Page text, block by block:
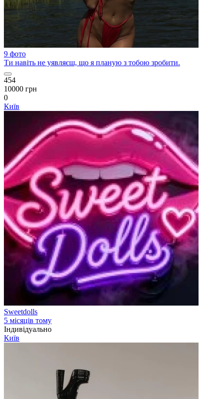
9 фото
Ти навіть не уявляєш, що я планую з тобою зробити.
454
10000 грн
0
Київ
Sweetdolls
5 місяців тому
Індивідуально
Київ